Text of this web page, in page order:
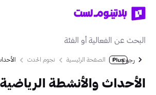
رجوع الصفحة الرئيسية نجوم الحدث
الأحداث والأنشطة